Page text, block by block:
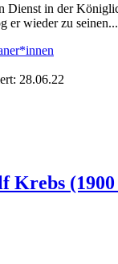
Dienst in der
er wieder zu seinen...
28.06.22
Krebs (1900